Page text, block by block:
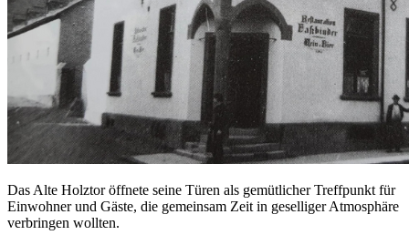
Das Alte Holztor öffnete seine Türen als gemütlicher Treffpunkt für
Einwohner und Gäste, die gemeinsam Zeit in geselliger Atmosphäre
verbringen wollten.